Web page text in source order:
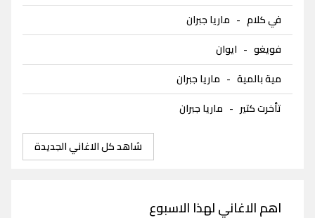
في كلام - ماريا جبران
فويغو - ايوان
مية بالمية - ماريا جبران
تأخرت كتير - ماريا جبران
شاهد كل الاغاني الجديدة
اهم الاغاني لهذا الاسبوع